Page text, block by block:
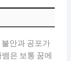
안과 공포가
은 보통 꿈에